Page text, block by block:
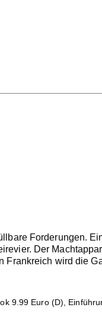
Forderungen.
Der
wird die
9.99 Euro (D),